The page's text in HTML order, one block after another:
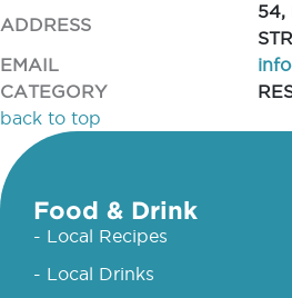
ADDRESS
54,
EMAIL
CATEGORY
back to top
Food & Drink
- Local Recipes
- Local Drinks